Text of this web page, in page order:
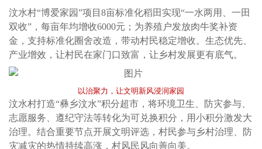
汶水村“博爱家园”项目8亩标准化稻田实现“一水两用、一田
双收”，每亩年均增收6000元；为养殖户发放肉牛奖补资
金，支持标准化圈舍改造，带动村民稳定增收。生态优先、
产业增效，让村民在家门口致富，让乡村发展更有底气。
以治聚力，让文明新风浸润家园
汶水村打造“彝乡汶水”积分超市，将环境卫生、防灾参与、
志愿服务、遵纪守法等转化为可兑换积分，用小积分激发大
治理。结合重要节点开展文明评选，村民参与乡村治理、防
灾减灾的热情持续高涨，村风民风向善向美。